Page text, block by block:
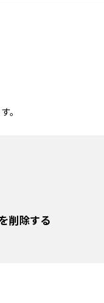
。
削除する